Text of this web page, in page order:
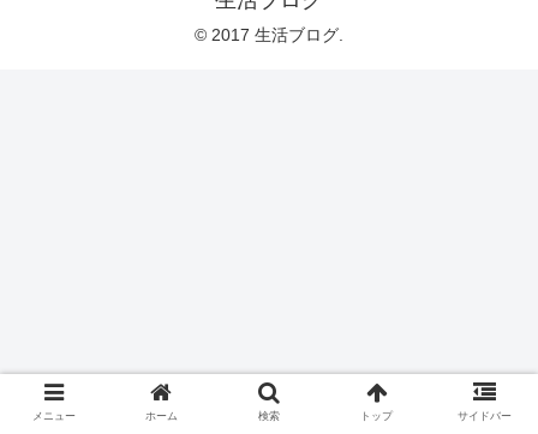
© 2017 生活ブログ.
メニュー ホーム 検索 トップ サイドバー